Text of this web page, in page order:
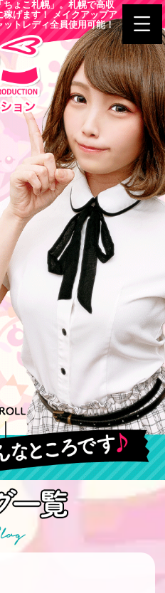
ょこ札幌」。札幌で高収
げます！ メイクアップア
トレディ全員使用可能！